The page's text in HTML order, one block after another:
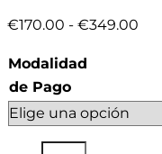
€170.00 - €349.00
Modalidad
de Pago